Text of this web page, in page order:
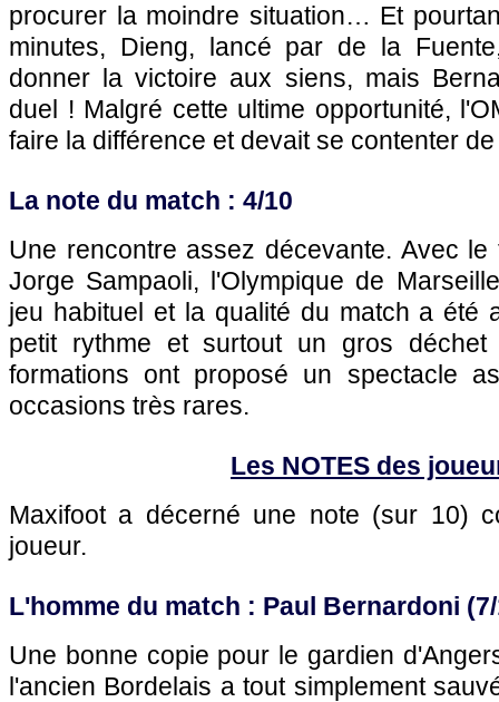
procurer la moindre situation… Et
minutes, Dieng, lancé par de la
donner la victoire aux siens, mais
duel ! Malgré cette ultime opportunité,
faire la différence et devait se contenter
La note du match : 4/10
Une rencontre assez décevante. Avec
Jorge Sampaoli, l'Olympique de
jeu habituel et la qualité du match a été
petit rythme et surtout un gros déchet
formations ont proposé un spectacle
occasions très rares.
Les NOTES des
Maxifoot a décerné une note (sur 10)
joueur.
L'homme du match : Paul Bernardoni
Une bonne copie pour le gardien
l'ancien Bordelais a tout simplement